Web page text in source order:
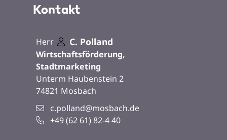
Kontakt
Herr C. Polland
Wirtschaftsförderung,
Stadtmarketing
Unterm Haubenstein 2
74821 Mosbach
c.polland@mosbach.de
+49 (62 61) 82-440